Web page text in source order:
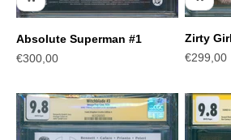
Absolute Superman #1
Angebot
€300,00
Zirty
Angebot
€299,00